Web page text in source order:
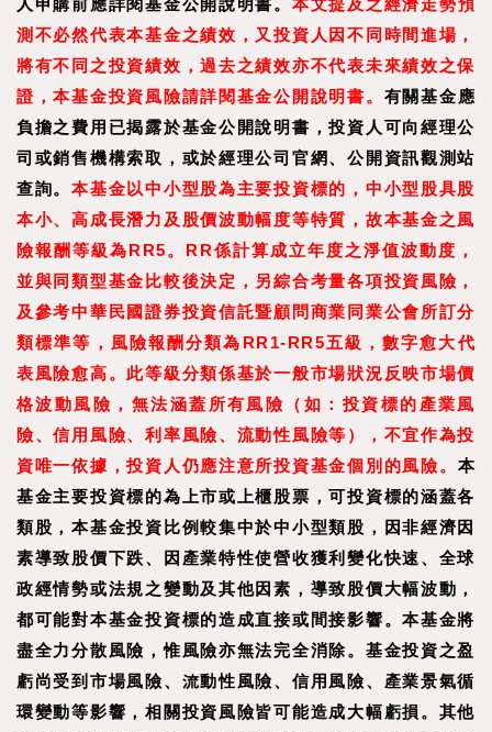
人申購前應詳閱基金公開說明書。 本文提及之經濟走勢預
測不必然代表本基金之績效，又投資人因不同時間進場，
將有不同之投資績效，過去之績效亦不代表未來績效之保
證，本基金投資風險請詳閱基金公開說明書。 有關基金應
負擔之費用已揭露於基金公開說明書，投資人可向經理公
司或銷售機構索取，或於經理公司官網、公開資訊觀測站
查詢。本基金以中小型股為主要投資標的，中小型股具股
本小、高成長潛力及股價波動幅度等特質，故本基金之風
險報酬等級為RR5。RR係計算成立年度之淨值波動度，
並與同類型基金比較後決定，另綜合考量各項投資風險，
及參考中華民國證券投資信託暨顧問商業同業公會所訂分
類標準等，風險報酬分類為RR1-RR5五級，數字愈大代
表風險愈高。此等級分類係基於一般市場狀況反映市場價
格波動風險，無法涵蓋所有風險（如：投資標的產業風
險、信用風險、利率風險、流動性風險等），不宜作為投
資唯一依據，投資人仍應注意所投資基金個別的風險。 本
基金主要投資標的為上市或上櫃股票，可投資標的涵蓋各
類股，本基金投資比例較集中於中小型類股，因非經濟因
素導致股價下跌、因產業特性使營收獲利變化快速、全球
政經情勢或法規之變動及其他因素，導致股價大幅波動，
都可能對本基金投資標的造成直接或間接影響。本基金將
盡全力分散風險，惟風險亦無法完全消除。基金投資之盈
虧尚受到市場風險、流動性風險、信用風險、產業景氣循
環變動等影響，相關投資風險皆可能造成大幅虧損。其他